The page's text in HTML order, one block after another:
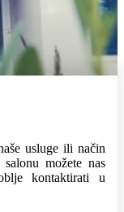
usluge ili način
možete nas
kontaktirati u